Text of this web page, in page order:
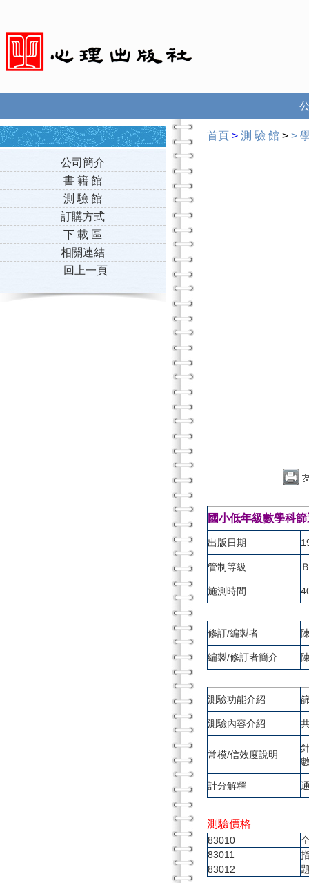
公司簡介
書 籍 館
測 驗 館
訂購方式
下 載 區
相關連結
回上一頁
首頁 > 測 驗 館 > >
國小低年級數學科
出版日期
管制等級
施測時間
修訂/編製者
編製/修訂者簡介
測驗功能介紹
測驗內容介紹
常模/信效度說明
計分解釋
測驗價格
83010
83011
83012